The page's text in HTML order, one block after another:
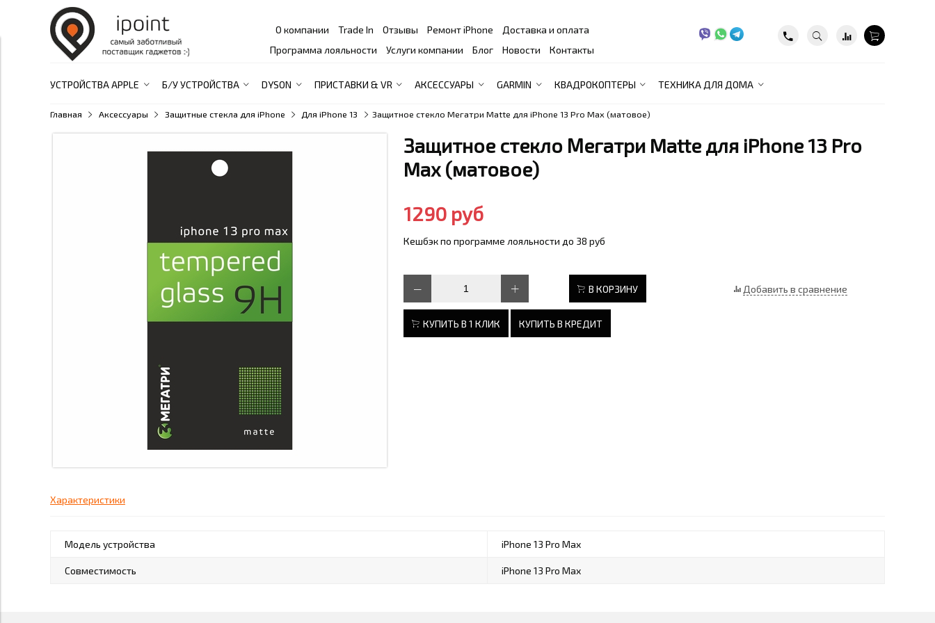
О компании Trade In Отзывы Ремонт iPhone
Доставка и оплата
Программа лояльности
Услуги компании Блог Новости Контакты
УСТРОЙСТВА APPLE Б/У УСТРОЙСТВА DYSON ПРИСТАВКИ & VR АКСЕССУАРЫ GARMIN КВАДРОКОПТЕРЫ ТЕХНИКА ДЛЯ ДОМА
Главная Аксессуары Защитные стекла для iPhone Для iPhone 13 Защитное стекло Мегатри Matte для iPhone 13 Pro Max (матовое)
Защитное стекло Мегатри Matte для iPhone 13 Pro
Max (матовое)
1290 руб
Кешбэк по программе лояльности до 38 руб
В КОРЗИНУ Добавить в сравнение
КУПИТЬ В 1 КЛИК КУПИТЬ В КРЕДИТ
Характеристики
Модель устройства iPhone 13 Pro Max
Совместимость iPhone 13 Pro Max